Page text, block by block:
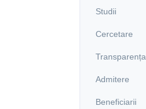
Studii
Cercetare
Transparența
Admitere
Beneficiarii